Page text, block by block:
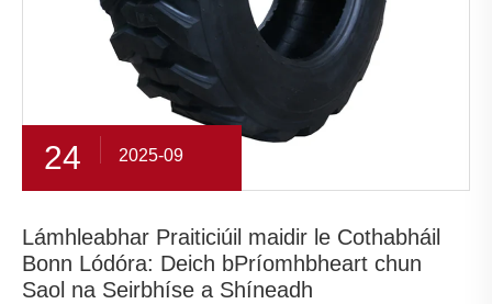
24 2025-09
Lámhleabhar Praiticiúil maidir le Cothabháil
Bonn Lódóra: Deich bPríomhbheart chun
Saol na Seirbhíse a Shíneadh